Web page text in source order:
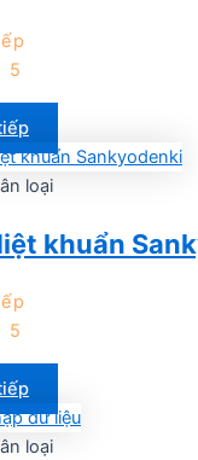
5
loại
khuẩn
5
loại